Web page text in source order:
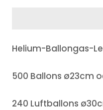
Helium-Ballongas-
500 Ballons ø23cm
240 Luftballons